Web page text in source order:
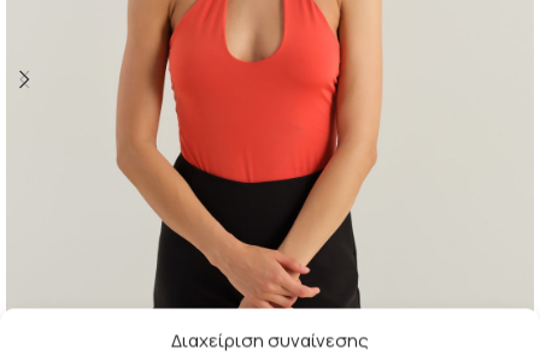
Διαχείριση συναίνεσης